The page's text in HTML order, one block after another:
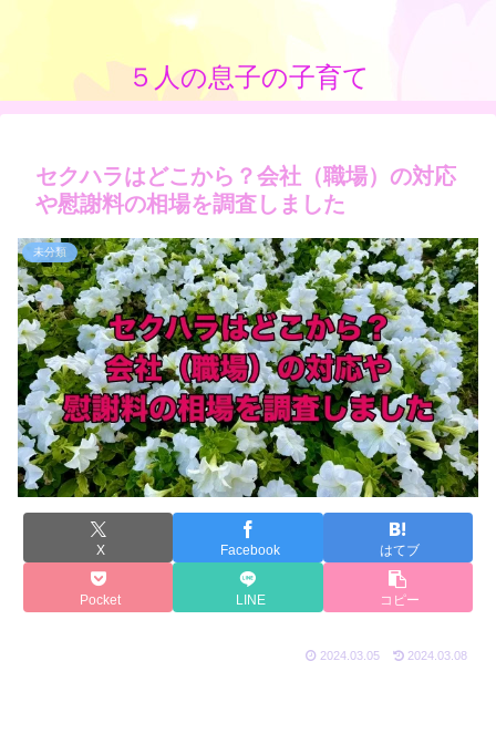
５人の息子の子育て
セクハラはどこから？会社（職場）の対応
や慰謝料の相場を調査しました
未分類
X Facebook はてブ
Pocket LINE コピー
2024.03.05 2024.03.08